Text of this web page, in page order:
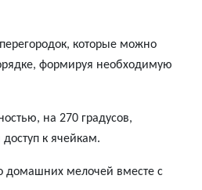
которые можно
формируя необходимую
на 270 градусов,
к ячейкам.
домашних мелочей вместе с